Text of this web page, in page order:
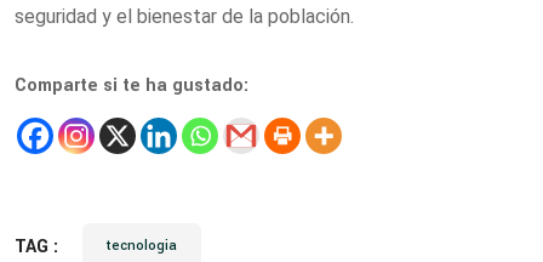
seguridad y el bienestar de la población.
Comparte si te ha gustado:
TAG : tecnologia